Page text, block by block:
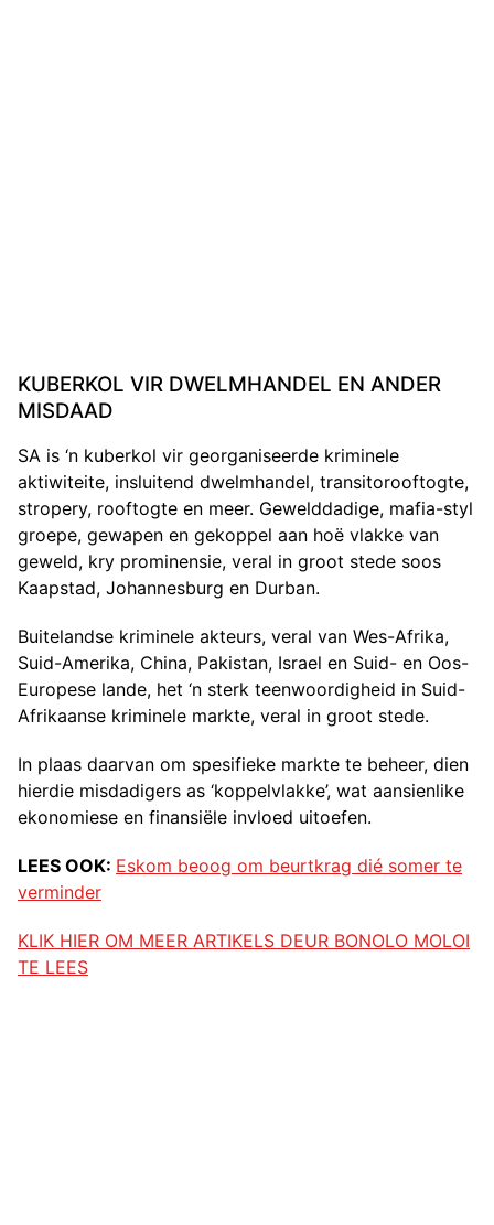
KUBERKOL VIR DWELMHANDEL EN ANDER
MISDAAD
SA is ‘n kuberkol vir georganiseerde kriminele
aktiwiteite, insluitend dwelmhandel, transitorooftogte,
stropery, rooftogte en meer. Gewelddadige, mafia-styl
groepe, gewapen en gekoppel aan hoë vlakke van
geweld, kry prominensie, veral in groot stede soos
Kaapstad, Johannesburg en Durban.
Buitelandse kriminele akteurs, veral van Wes-Afrika,
Suid-Amerika, China, Pakistan, Israel en Suid- en Oos-
Europese lande, het ‘n sterk teenwoordigheid in Suid-
Afrikaanse kriminele markte, veral in groot stede.
In plaas daarvan om spesifieke markte te beheer, dien
hierdie misdadigers as ‘koppelvlakke’, wat aansienlike
ekonomiese en finansiële invloed uitoefen.
LEES OOK: Eskom beoog om beurtkrag dié somer te
verminder
KLIK HIER OM MEER ARTIKELS DEUR BONOLO MOLOI
TE LEES